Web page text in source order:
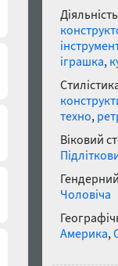
іграшка,
техно,
Віковий
Чоловіча
Америка,